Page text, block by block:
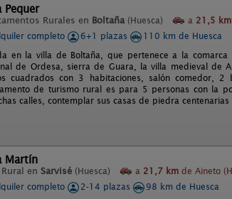
Pequer
Rurales en Boltaña (Huesca) a 21,5 km
completo
6+1 plazas
110 km de Huesca
en la villa de Boltaña, que pertenece a la
de Ordesa, sierra de Guara, la villa medieval de
cuadrados con 3 habitaciones, salón comedor,
de turismo rural es para 5 personas con la
calles, contemplar sus casas de piedra
Martín
en Sarvisé (Huesca) a 21,7 km de Aineto
completo
2-14 plazas
98 km de Huesca